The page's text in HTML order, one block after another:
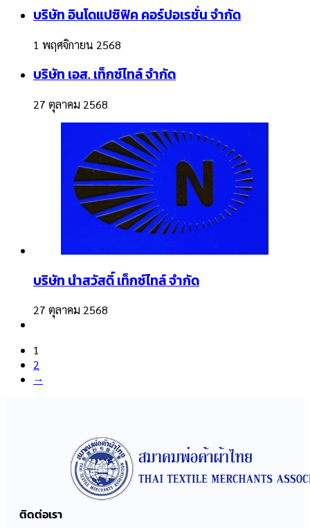
บริษัท อินโดแปซิฟิค คอร์ปอเรชั่น จำกัด
1 พฤศจิกายน 2568
บริษัท เอส. เท็กซ์ไทล์ จำกัด
27 ตุลาคม 2568
บริษัท นำสวัสดิ์ เท็กซ์ไทล์ จำกัด
27 ตุลาคม 2568
1
2
→
ติดต่อเรา